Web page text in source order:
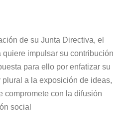
de su Junta Directiva, el
impulsar su contribución
para ello por enfatizar su
plural a la exposición de ideas,
compromete con la difusión
social